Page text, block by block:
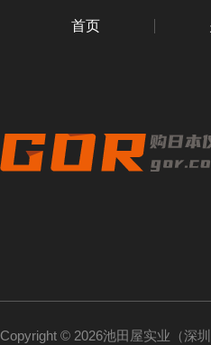
首页
Copyright © 2026池田屋实业（